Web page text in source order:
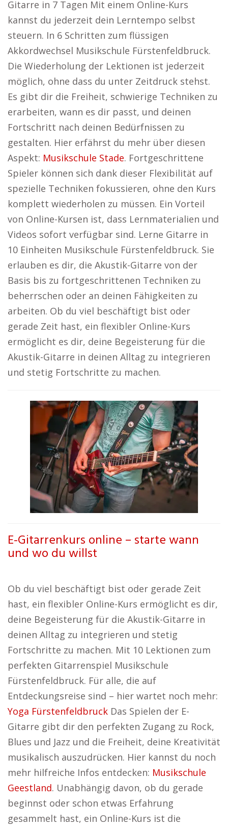
Gitarre in 7 Tagen Mit einem Online-Kurs
kannst du jederzeit dein Lerntempo selbst
steuern. In 6 Schritten zum flüssigen
Akkordwechsel Musikschule Fürstenfeldbruck.
Die Wiederholung der Lektionen ist jederzeit
möglich, ohne dass du unter Zeitdruck stehst.
Es gibt dir die Freiheit, schwierige Techniken zu
erarbeiten, wann es dir passt, und deinen
Fortschritt nach deinen Bedürfnissen zu
gestalten. Hier erfährst du mehr über diesen
Aspekt: Musikschule Stade. Fortgeschrittene
Spieler können sich dank dieser Flexibilität auf
spezielle Techniken fokussieren, ohne den Kurs
komplett wiederholen zu müssen. Ein Vorteil
von Online-Kursen ist, dass Lernmaterialien und
Videos sofort verfügbar sind. Lerne Gitarre in
10 Einheiten Musikschule Fürstenfeldbruck. Sie
erlauben es dir, die Akustik-Gitarre von der
Basis bis zu fortgeschrittenen Techniken zu
beherrschen oder an deinen Fähigkeiten zu
arbeiten. Ob du viel beschäftigt bist oder
gerade Zeit hast, ein flexibler Online-Kurs
ermöglicht es dir, deine Begeisterung für die
Akustik-Gitarre in deinen Alltag zu integrieren
und stetig Fortschritte zu machen.
E-Gitarrenkurs online – starte wann
und wo du willst
Ob du viel beschäftigt bist oder gerade Zeit
hast, ein flexibler Online-Kurs ermöglicht es dir,
deine Begeisterung für die Akustik-Gitarre in
deinen Alltag zu integrieren und stetig
Fortschritte zu machen. Mit 10 Lektionen zum
perfekten Gitarrenspiel Musikschule
Fürstenfeldbruck. Für alle, die auf
Entdeckungsreise sind – hier wartet noch mehr:
Yoga Fürstenfeldbruck Das Spielen der E-
Gitarre gibt dir den perfekten Zugang zu Rock,
Blues und Jazz und die Freiheit, deine Kreativität
musikalisch auszudrücken. Hier kannst du noch
mehr hilfreiche Infos entdecken: Musikschule
Geestland. Unabhängig davon, ob du gerade
beginnst oder schon etwas Erfahrung
gesammelt hast, ein Online-Kurs ist die